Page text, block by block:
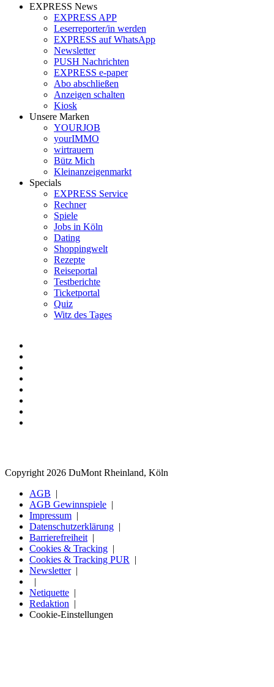
EXPRESS News
EXPRESS APP
Leserreporter/in werden
EXPRESS auf WhatsApp
Newsletter
PUSH Nachrichten
EXPRESS e-paper
Abo abschließen
Anzeigen schalten
Kiosk
Unsere Marken
YOURJOB
yourIMMO
wirtrauern
Bütz Mich
Kleinanzeigenmarkt
Specials
EXPRESS Service
Rechner
Spiele
Jobs in Köln
Dating
Shoppingwelt
Rezepte
Reiseportal
Testberichte
Ticketportal
Quiz
Witz des Tages
Copyright 2026 DuMont Rheinland, Köln
AGB
AGB Gewinnspiele
Impressum
Datenschutzerklärung
Barrierefreiheit
Cookies & Tracking
Cookies & Tracking PUR
Newsletter
Netiquette
Redaktion
Cookie-Einstellungen